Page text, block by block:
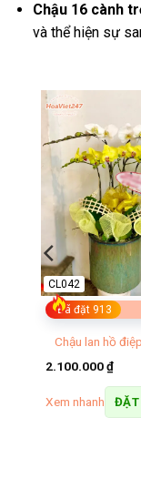
Chậu 16 cành
và thể hiện sự
Đã đặt 913
CL042
Chậu lan hồ
2.100.000₫
Xem nhanh ĐẶT